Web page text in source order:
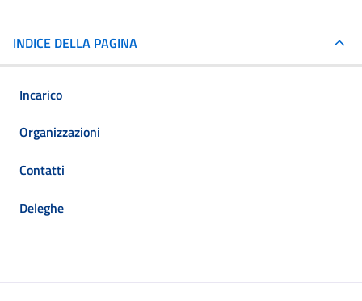
INDICE DELLA PAGINA
Incarico
Organizzazioni
Contatti
Deleghe